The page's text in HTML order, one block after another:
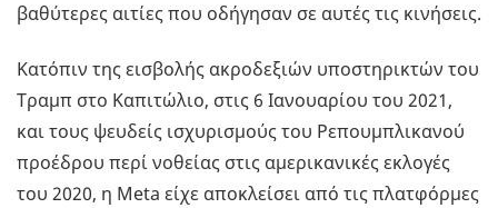
βαθύτερες αιτίες που οδήγησαν σε αυτές τις κινήσεις.
Κατόπιν της εισβολής ακροδεξιών υποστηρικτών του
Τραμπ στο Καπιτώλιο, στις 6 Ιανουαρίου του 2021,
και τους ψευδείς ισχυρισμούς του Ρεπουμπλικανού
προέδρου περί νοθείας στις αμερικανικές εκλογές
του 2020, η Meta είχε αποκλείσει από τις πλατφόρμες